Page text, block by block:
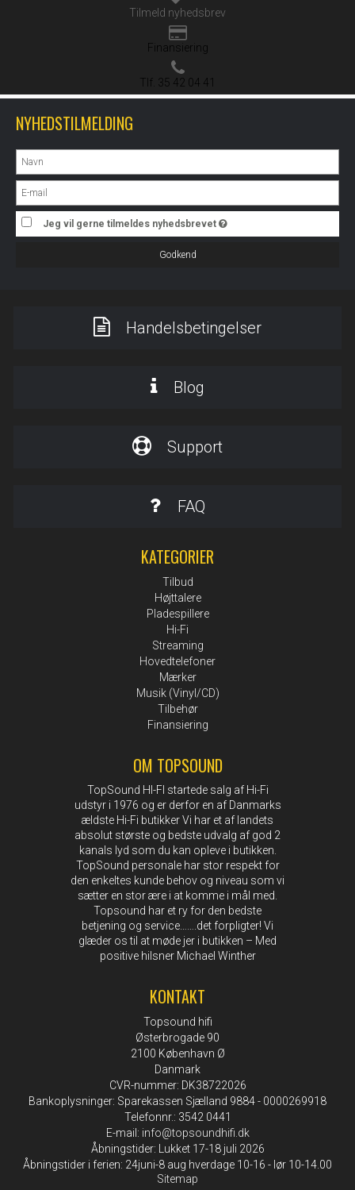
Tilmeld nyhedsbrev
Finansiering
Tlf. 35 42 04 41
NYHEDSTILMELDING
Jeg vil gerne tilmeldes nyhedsbrevet
Godkend
Handelsbetingelser
Blog
Support
FAQ
KATEGORIER
Tilbud
Højttalere
Pladespillere
Hi-Fi
Streaming
Hovedtelefoner
Mærker
Musik (Vinyl/CD)
Tilbehør
Finansiering
OM TOPSOUND
TopSound HI-FI startede salg af Hi-Fi
udstyr i 1976 og er derfor en af Danmarks
ældste Hi-Fi butikker Vi har et af landets
absolut største og bedste udvalg af god 2
kanals lyd som du kan opleve i butikken.
TopSound personale har stor respekt for
den enkeltes kunde behov og niveau som vi
sætter en stor ære i at komme i mål med.
Topsound har et ry for den bedste
betjening og service…….det forpligter! Vi
glæder os til at møde jer i butikken – Med
positive hilsner Michael Winther
KONTAKT
Topsound hifi
Østerbrogade 90
2100 København Ø
Danmark
CVR-nummer: DK38722026
Bankoplysninger: Sparekassen Sjælland 9884 - 0000269918
Telefonnr.: 3542 0441
E-mail : info@topsoundhifi.dk
Åbningstider: Lukket 17-18 juli 2026
Åbningstider i ferien: 24juni-8 aug hverdage 10-16 - lør 10-14.00
Sitemap